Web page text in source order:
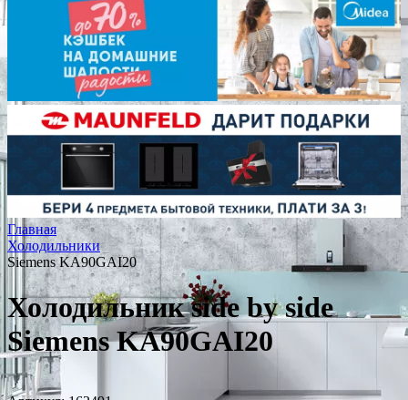
Главная
Холодильники
Siemens KA90GAI20
Холодильник side by side
Siemens KA90GAI20